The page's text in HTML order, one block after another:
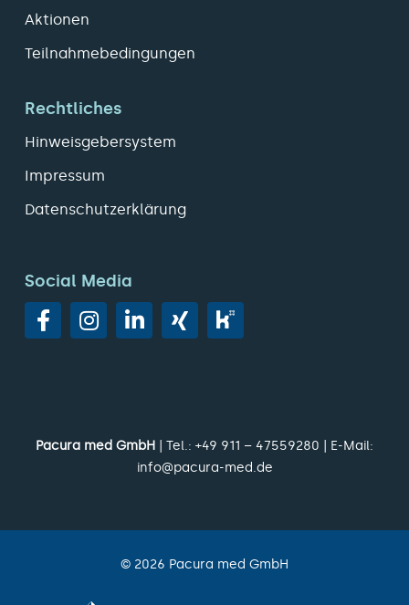
Aktionen
Teilnahmebedingungen
Rechtliches
Hinweisgebersystem
Impressum
Datenschutzerklärung
Social Media
Pacura med GmbH | Tel.: +49 911 – 47559280 | E-Mail:
info@pacura-med.de
© 2026 Pacura med GmbH